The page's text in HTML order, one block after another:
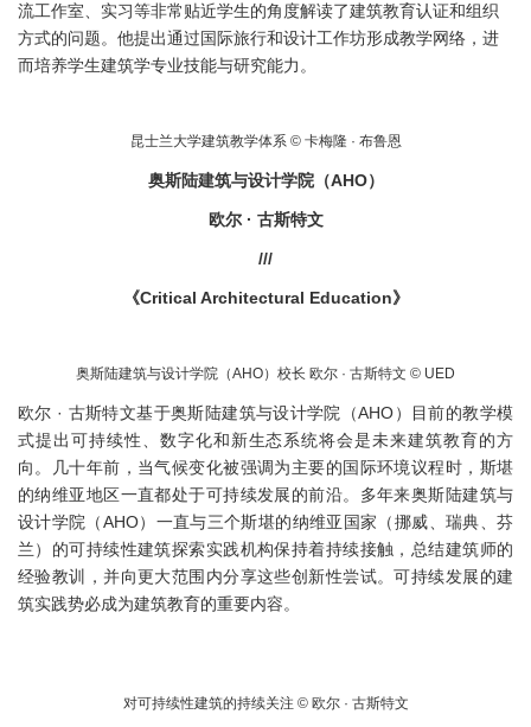
流工作室、实习等非常贴近学生的角度解读了建筑教育认证和组织
方式的问题。他提出通过国际旅行和设计工作坊形成教学网络，进
而培养学生建筑学专业技能与研究能力。
昆士兰大学建筑教学体系 © 卡梅隆 · 布鲁恩
奥斯陆建筑与设计学院（AHO）
欧尔 · 古斯特文
///
《Critical Architectural Education》
奥斯陆建筑与设计学院（AHO）校长 欧尔 · 古斯特文 © UED
欧尔 · 古斯特文基于奥斯陆建筑与设计学院（AHO）目前的教学模
式提出可持续性、数字化和新生态系统将会是未来建筑教育的方
向。几十年前，当气候变化被强调为主要的国际环境议程时，斯堪
的纳维亚地区一直都处于可持续发展的前沿。多年来奥斯陆建筑与
设计学院（AHO）一直与三个斯堪的纳维亚国家（挪威、瑞典、芬
兰）的可持续性建筑探索实践机构保持着持续接触，总结建筑师的
经验教训，并向更大范围内分享这些创新性尝试。可持续发展的建
筑实践势必成为建筑教育的重要内容。
对可持续性建筑的持续关注 © 欧尔 · 古斯特文